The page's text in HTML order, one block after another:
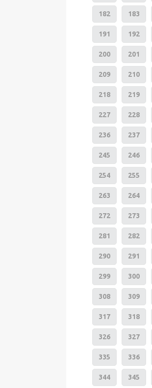
182 183
191 192
200 201
209 210
218 219
227 228
236 237
245 246
254 255
263 264
272 273
281 282
290 291
299 300
308 309
317 318
326 327
335 336
344 345